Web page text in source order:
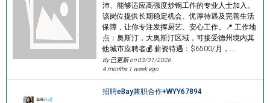
沛、能够适应高强度炒锅工作的专业人士加入。
该岗位提供长期稳定机会、优厚待遇及完善生活
保障，让你专注发挥厨艺、安心工作。📍 工作地
点：奥斯汀，大奥斯汀区域，可接受德州境内其
他城市应聘者💰 薪资待遇：$6500/月，…
By 已更新 on03/31/2026
4 months 1 week ago
招聘eBay兼职合作+WYY67894